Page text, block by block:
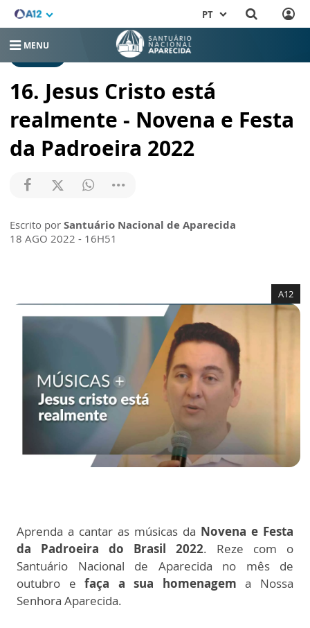
PT
MENU
16. Jesus Cristo está
realmente - Novena e Festa
da Padroeira 2022
Escrito por Santuário Nacional de Aparecida
18 AGO 2022 - 16H51
A12
Aprenda a cantar as músicas da Novena e Festa
da Padroeira do Brasil 2022. Reze com o
Santuário Nacional de Aparecida no mês de
outubro efaça a sua homenagem a Nossa
Senhora Aparecida.